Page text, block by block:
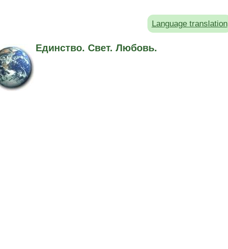
Language translation
Единство. Свет. Любовь.